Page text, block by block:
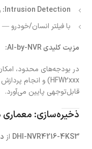
Intrusion Detection:
با فیلتر انسان/خودرو
مزیت کلیدی AI-by-NVR:
قابل‌توجهی پایین می‌آورد.
ذخیره‌سازی:
DHI-NVR4216-4KS3 از